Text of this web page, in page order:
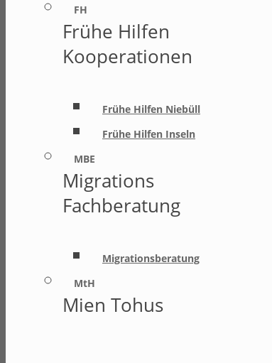
FH
Frühe Hilfen
Kooperationen
Frühe Hilfen Niebüll
Frühe Hilfen Inseln
MBE
Migrations
Fachberatung
Migrationsberatung
MtH
Mien Tohus